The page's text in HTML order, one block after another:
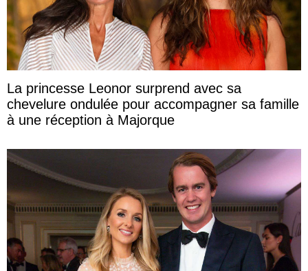
La princesse Leonor surprend avec sa
chevelure ondulée pour accompagner sa famille
à une réception à Majorque